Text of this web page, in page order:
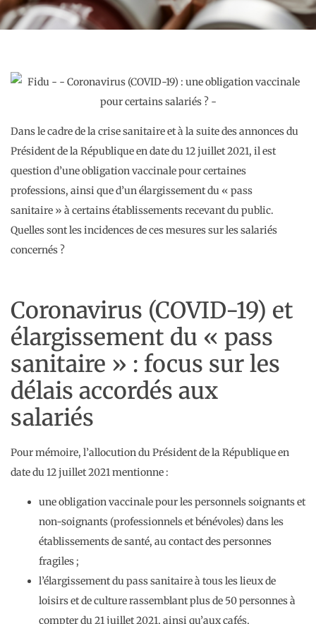
Dans le cadre de la crise sanitaire et à la suite des annonces du
Président de la République en date du 12 juillet 2021, il est
question d’une obligation vaccinale pour certaines
professions, ainsi que d’un élargissement du « pass
sanitaire » à certains établissements recevant du public.
Quelles sont les incidences de ces mesures sur les salariés
concernés ?
Coronavirus (COVID-19) et
élargissement du « pass
sanitaire » : focus sur les
délais accordés aux
salariés
Pour mémoire, l’allocution du Président de la République en
date du 12 juillet 2021 mentionne :
une obligation vaccinale pour les personnels soignants et
non-soignants (professionnels et bénévoles) dans les
établissements de santé, au contact des personnes
fragiles ;
l’élargissement du pass sanitaire à tous les lieux de
loisirs et de culture rassemblant plus de 50 personnes à
compter du 21 juillet 2021, ainsi qu’aux cafés,